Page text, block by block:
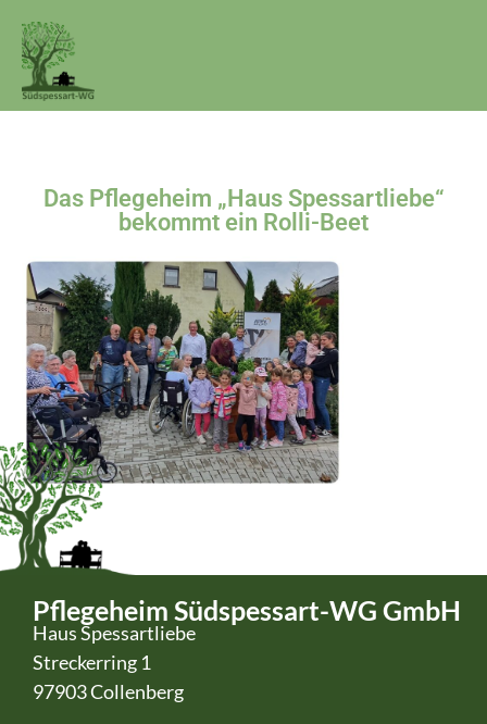
Das Pflegeheim „Haus Spessartliebe“
bekommt ein Rolli-Beet
Pflegeheim Südspessart-WG GmbH
Haus Spessartliebe
Streckerring 1
97903 Collenberg